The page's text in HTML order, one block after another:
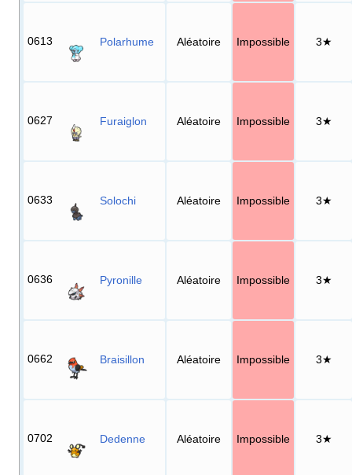
0613 Polarhume Aléatoire Impossible 3★
0627 Furaiglon Aléatoire Impossible 3★
0633 Solochi Aléatoire Impossible 3★
0636 Pyronille Aléatoire Impossible 3★
0662 Braisillon Aléatoire Impossible 3★
0702 Dedenne Aléatoire Impossible 3★